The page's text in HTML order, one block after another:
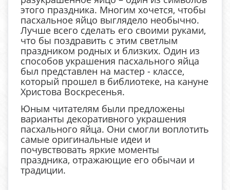
этого праздника. Многим хочется, чтобы
пасхальное яйцо выглядело необычно.
Лучше всего сделать его своими руками,
что бы поздравить с этим светлым
праздником родных и близких. Один из
способов украшения пасхального яйца
был представлен на мастер - классе,
который прошел в библиотеке, на кануне
Христова Воскресенья.
Юным читателям были предложены
варианты декоративного украшения
пасхального яйца. Они смогли воплотить
самые оригинальные идеи и
почувствовать яркие моменты
праздника, отражающие его обычаи и
традиции.